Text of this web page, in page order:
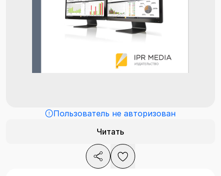
Пользователь не авторизован
Читать